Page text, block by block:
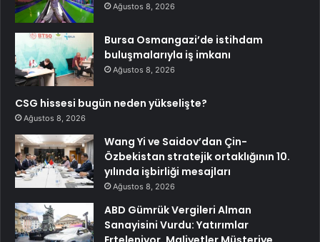
Ağustos 8, 2026
Bursa Osmangazi’de istihdam
buluşmalarıyla iş imkanı
Ağustos 8, 2026
CSG hissesi bugün neden yükselişte?
Ağustos 8, 2026
Wang Yi ve Saidov’dan Çin-
Özbekistan stratejik ortaklığının 10.
yılında işbirliği mesajları
Ağustos 8, 2026
ABD Gümrük Vergileri Alman
Sanayisini Vurdu: Yatırımlar